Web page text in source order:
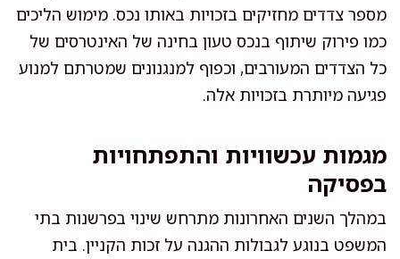
מספר צדדים מחזיקים בזכויות באותו נכס. מימוש הליכים
כמו פירוק שיתוף בנכס טעון בחינה של האינטרסים של
כל הצדדים המעורבים, וכפוף למנגנונים שמטרתם למנוע
פגיעה מיותרת בזכויות אלה.
מגמות עכשוויות והתפתחויות
בפסיקה
במהלך השנים האחרונות מתרחש שינוי בפרשנות בתי
המשפט בנוגע לגבולות ההגנה על זכות הקניין. בית